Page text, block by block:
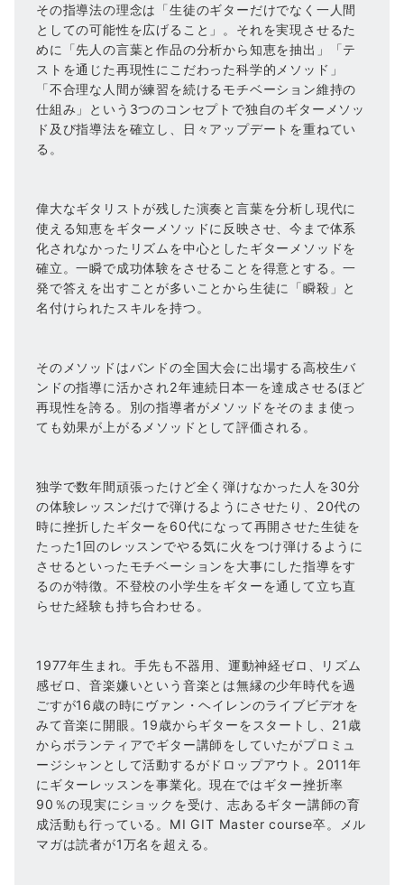
その指導法の理念は「生徒のギターだけでなく一人間
としての可能性を広げること」。それを実現させるた
めに「先人の言葉と作品の分析から知恵を抽出」「テ
ストを通じた再現性にこだわった科学的メソッド」
「不合理な人間が練習を続けるモチベーション維持の
仕組み」という3つのコンセプトで独自のギターメソッ
ド及び指導法を確立し、日々アップデートを重ねてい
る。
偉大なギタリストが残した演奏と言葉を分析し現代に
使える知恵をギターメソッドに反映させ、今まで体系
化されなかったリズムを中心としたギターメソッドを
確立。一瞬で成功体験をさせることを得意とする。一
発で答えを出すことが多いことから生徒に「瞬殺」と
名付けられたスキルを持つ。
そのメソッドはバンドの全国大会に出場する高校生バ
ンドの指導に活かされ2年連続日本一を達成させるほど
再現性を誇る。別の指導者がメソッドをそのまま使っ
ても効果が上がるメソッドとして評価される。
独学で数年間頑張ったけど全く弾けなかった人を30分
の体験レッスンだけで弾けるようにさせたり、20代の
時に挫折したギターを60代になって再開させた生徒を
たった1回のレッスンでやる気に火をつけ弾けるように
させるといったモチベーションを大事にした指導をす
るのが特徴。不登校の小学生をギターを通して立ち直
らせた経験も持ち合わせる。
1977年生まれ。手先も不器用、運動神経ゼロ、リズム
感ゼロ、音楽嫌いという音楽とは無縁の少年時代を過
ごすが16歳の時にヴァン・ヘイレンのライブビデオを
みて音楽に開眼。19歳からギターをスタートし、21歳
からボランティアでギター講師をしていたがプロミュ
ージシャンとして活動するがドロップアウト。2011年
にギターレッスンを事業化。現在ではギター挫折率
90％の現実にショックを受け、志あるギター講師の育
成活動も行っている。MI GIT Master course卒。メル
マガは読者が1万名を超える。